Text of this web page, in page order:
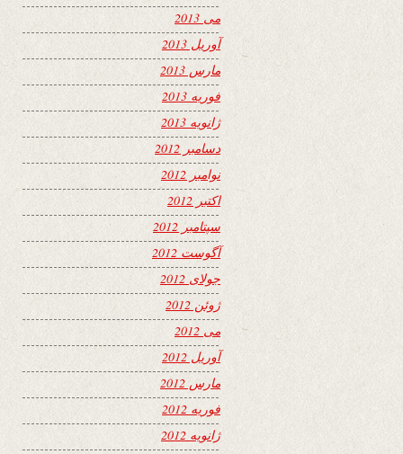
می 2013
آوریل 2013
مارس 2013
فوریه 2013
ژانویه 2013
دسامبر 2012
نوامبر 2012
اکتبر 2012
سپتامبر 2012
آگوست 2012
جولای 2012
ژوئن 2012
می 2012
آوریل 2012
مارس 2012
فوریه 2012
ژانویه 2012